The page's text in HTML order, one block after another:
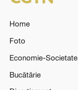
Home
Foto
Economie-Societate
Bucătărie